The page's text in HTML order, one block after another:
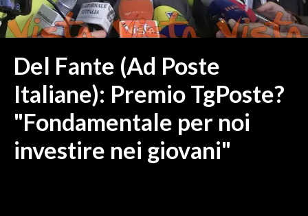
NUORO E PROVINCIA
OGLIASTRA
ITALIA
MONDO
POLITICA
Del Fante (Ad Poste
Italiane): Premio TgPoste?
"Fondamentale per noi
investire nei giovani"